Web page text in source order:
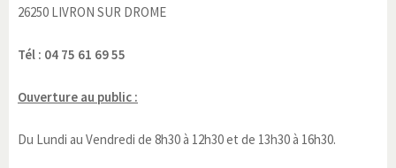
26250 LIVRON SUR DROME
Tél : 04 75 61 69 55
Ouverture au public :
Du Lundi au Vendredi de 8h30 à 12h30 et de 13h30 à 16h30.